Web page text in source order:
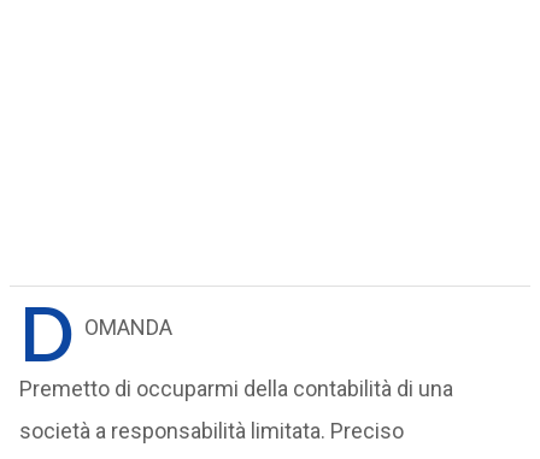
D OMANDA
Premetto di occuparmi della contabilità di una
società a responsabilità limitata. Preciso